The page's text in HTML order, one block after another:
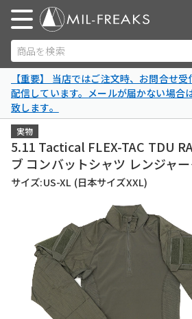
商品を検索
【重要】 当店ではご注文時、お問合せ
配信しています。メールが届かない場合
致します。
実物
5.11 Tactical FLEX-TAC TDU
ブ コンバットシャツ レンジャ
サイズ:US-XL (日本サイズXXL)